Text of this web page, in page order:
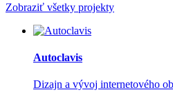
Zobraziť všetky projekty
Autoclavis
Dizajn a vývoj internetového